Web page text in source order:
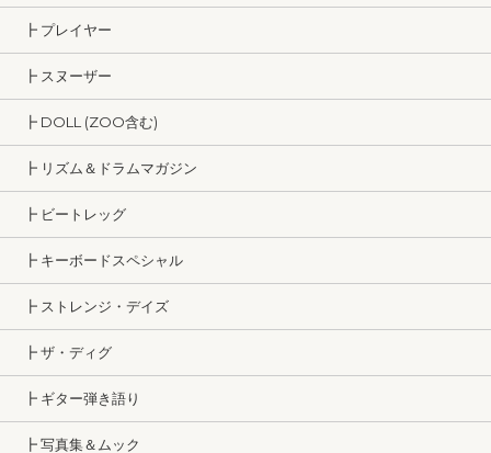
┣ プレイヤー
┣ スヌーザー
┣ DOLL (ZOO含む)
┣ リズム＆ドラムマガジン
┣ ビートレッグ
┣ キーボードスペシャル
┣ ストレンジ・デイズ
┣ ザ・ディグ
┣ ギター弾き語り
┣ 写真集＆ムック